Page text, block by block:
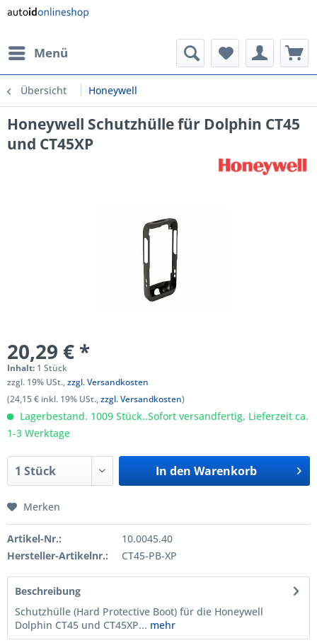
Menü
Übersicht Honeywell
Honeywell Schutzhülle für Dolphin CT45
und CT45XP
20,29 € *
Inhalt: 1 Stück
zzgl. 19% USt.,zzgl. Versandkosten
(24,15 € inkl. 19% USt.,zzgl. Versandkosten)
Lagerbestand. 1009 Stück..Sofort versandfertig, Lieferzeit ca.
1-3 Werktage
In den Warenkorb
Merken
Artikel-Nr.:
10.0045.40
Hersteller-Artikelnr.:
CT45-PB-XP
Beschreibung
Schutzhülle (Hard Protective Boot) für die Honeywell
Dolphin CT45 und CT45XP... mehr